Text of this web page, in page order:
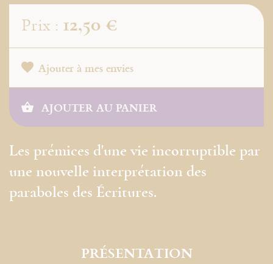
Prix : 12,50 €
Ajouter à mes envies
AJOUTER AU PANIER
Les prémices d'une vie incorruptible par
une nouvelle interprétation des
paraboles des Écritures.
PRÉSENTATION